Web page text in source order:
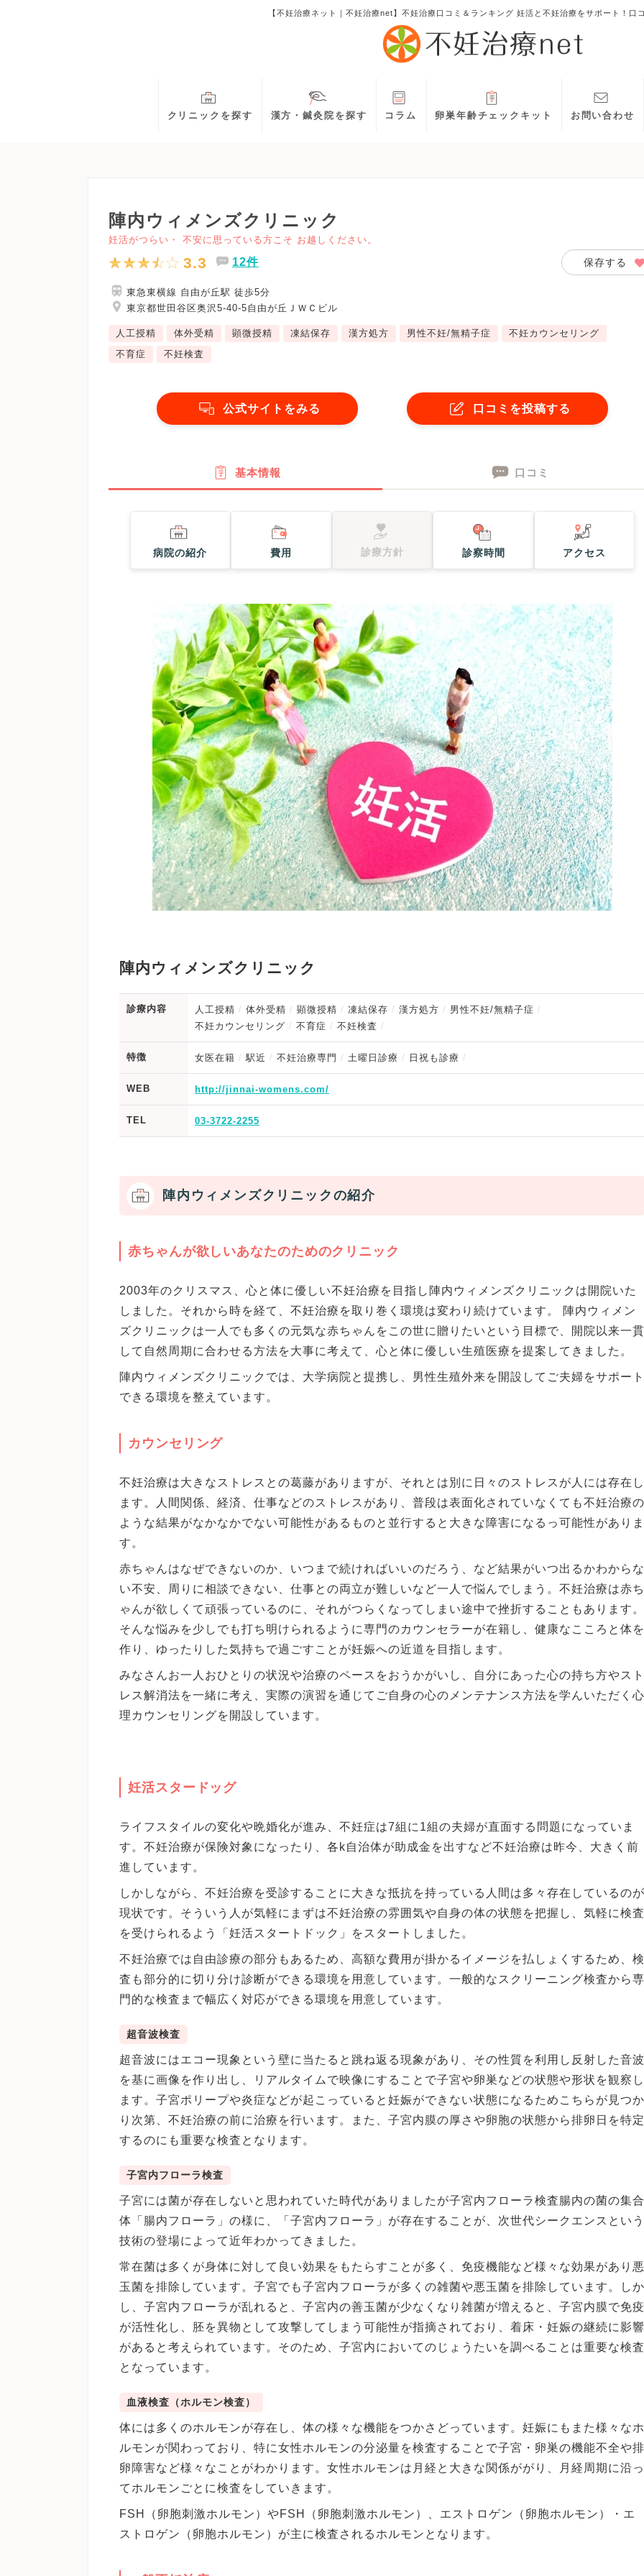
【不妊治療ネット｜不妊治療net】不妊治療口コミ＆ランキング 妊活と不妊治療をサポート！口
クリニックを探す 漢方・鍼灸院を探す コラム 卵巣年齢チェックキット お問い合わせ
陣内ウィメンズクリニック
妊活がつらい・ 不安に思っている方こそ お越しください。
3.3 12件 保存する
東急東横線 自由が丘駅 徒歩5分
東京都世田谷区奥沢5-40-5自由が丘ＪＷＣビル
人工授精 体外受精 顕微授精 凍結保存 漢方処方 男性不妊/無精子症
不妊カウンセリング
不育症
不妊検査
公式サイトをみる 口コミを投稿する
基本情報 口コミ
病院の紹介 費用 診療方針 診察時間 アクセス
陣内ウィメンズクリニック
診療内容 人工授精 体外受精 顕微授精 凍結保存 漢方処方
男性不妊/無精子症
不妊カウンセリング
不育症 不妊検査
特徴 女医在籍 駅近 不妊治療専門 土曜日診療 日祝も診療
WEB http://jinnai-womens.com/
TEL 03-3722-2255
陣内ウィメンズクリニックの紹介
赤ちゃんが欲しいあなたのためのクリニック
2003年のクリスマス、心と体に優しい不妊治療を目指し陣内ウィメンズクリニックは開院いた
しました。それから時を経て、不妊治療を取り巻く環境は変わり続けています。 陣内ウィメン
ズクリニックは一人でも多くの元気な赤ちゃんをこの世に贈りたいという目標で、開院以来一貫
して自然周期に合わせる方法を大事に考えて、心と体に優しい生殖医療を提案してきました。
陣内ウィメンズクリニックでは、大学病院と提携し、男性生殖外来を開設してご夫婦をサポート
できる環境を整えています。
カウンセリング
不妊治療は大きなストレスとの葛藤がありますが、それとは別に日々のストレスが人には存在し
ます。人間関係、経済、仕事などのストレスがあり、普段は表面化されていなくても不妊治療の
ような結果がなかなかでない可能性があるものと並行すると大きな障害になるっ可能性がありま
す。
赤ちゃんはなぜできないのか、いつまで続ければいいのだろう、など結果がいつ出るかわからな
い不安、周りに相談できない、仕事との両立が難しいなど一人で悩んでしまう。不妊治療は赤ち
ゃんが欲しくて頑張っているのに、それがつらくなってしまい途中で挫折することもあります。
そんな悩みを少しでも打ち明けられるように専門のカウンセラーが在籍し、健康なこころと体を
作り、ゆったりした気持ちで過ごすことが妊娠への近道を目指します。
みなさんお一人おひとりの状況や治療のペースをおうかがいし、自分にあった心の持ち方やスト
レス解消法を一緒に考え、実際の演習を通じてご自身の心のメンテナンス方法を学んいただく心
理カウンセリングを開設しています。
妊活スタードッグ
ライフスタイルの変化や晩婚化が進み、不妊症は7組に1組の夫婦が直面する問題になっていま
す。不妊治療が保険対象になったり、各k自治体が助成金を出すなど不妊治療は昨今、大きく前
進しています。
しかしながら、不妊治療を受診することに大きな抵抗を持っている人間は多々存在しているのが
現状です。そういう人が気軽にまずは不妊治療の雰囲気や自身の体の状態を把握し、気軽に検査
を受けられるよう「妊活スタートドック」をスタートしました。
不妊治療では自由診療の部分もあるため、高額な費用が掛かるイメージを払しょくするため、検
査も部分的に切り分け診断ができる環境を用意しています。一般的なスクリーニング検査から専
門的な検査まで幅広く対応ができる環境を用意しています。
超音波検査
超音波にはエコー現象という壁に当たると跳ね返る現象があり、その性質を利用し反射した音波
を基に画像を作り出し、リアルタイムで映像にすることで子宮や卵巣などの状態や形状を観察し
ます。子宮ポリープや炎症などが起こっていると妊娠ができない状態になるためこちらが見つか
り次第、不妊治療の前に治療を行います。また、子宮内膜の厚さや卵胞の状態から排卵日を特定
するのにも重要な検査となります。
子宮内フローラ検査
子宮には菌が存在しないと思われていた時代がありましたが子宮内フローラ検査腸内の菌の集合
体「腸内フローラ」の様に、「子宮内フローラ」が存在することが、次世代シークエンスという
技術の登場によって近年わかってきました。
常在菌は多くが身体に対して良い効果をもたらすことが多く、免疫機能など様々な効果があり悪
玉菌を排除しています。子宮でも子宮内フローラが多くの雑菌や悪玉菌を排除しています。しか
し、子宮内フローラが乱れると、子宮内の善玉菌が少なくなり雑菌が増えると、子宮内膜で免疫
が活性化し、胚を異物として攻撃してしまう可能性が指摘されており、着床・妊娠の継続に影響
があると考えられています。そのため、子宮内においてのじょうたいを調べることは重要な検査
となっています。
血液検査（ホルモン検査）
体には多くのホルモンが存在し、体の様々な機能をつかさどっています。妊娠にもまた様々なホ
ルモンが関わっており、特に女性ホルモンの分泌量を検査することで子宮・卵巣の機能不全や排
卵障害など様々なことがわかります。女性ホルモンは月経と大きな関係ががり、月経周期に沿っ
てホルモンごとに検査をしていきます。
FSH（卵胞刺激ホルモン）やFSH（卵胞刺激ホルモン）、エストロゲン（卵胞ホルモン）・エ
ストロゲン（卵胞ホルモン）が主に検査されるホルモンとなります。